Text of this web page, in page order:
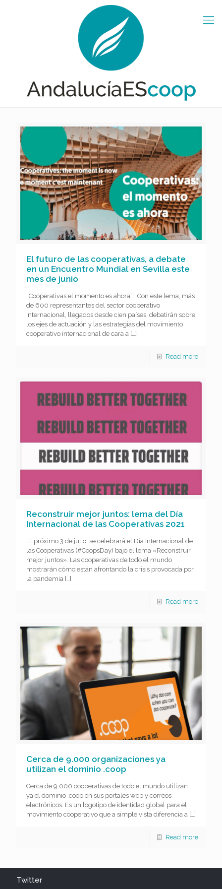
El futuro de las cooperativas, a debate
en un Encuentro Mundial en Sevilla este
mes de junio
“Cooperativas:el momento es ahora” . Con este lema, más
de 600 representantes del sector cooperativo
internacional, llegados desde cien países, debatirán sobre
los ejes de actuación y las estrategias del movimiento
cooperativo internacional de cara a […]
Read more
Reconstruir mejor juntos: lema del Día
Internacional de las Cooperativas 2021
El próximo 3 de julio, se celebrará el Día Internacional de
las Cooperativas (#CoopsDay) bajo el lema «Reconstruir
mejor juntos». Las cooperativas de todo el mundo
mostrarán cómo están afrontando la crisis provocada por
la pandemia […]
Read more
Cerca de 9.000 organizaciones ya
utilizan el dominio .coop
Cerca de 9.000 cooperativas de todo el mundo utilizan
ya el dominio .coop en sus portales web y correos
electrónicos. Es un logotipo de identidad global para el
movimiento cooperativo que a simple vista diferencia a […]
Read more
Twitter